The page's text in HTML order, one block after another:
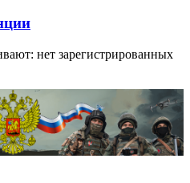
нет зарегистрированных